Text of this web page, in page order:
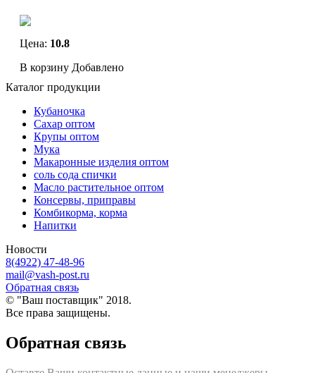
Цена: 10.8
В корзину Добавлено
Каталог продукции
Кубаночка
Сахар оптом
Крупы оптом
Мука
Макаронные изделия оптом
соль сода спички
Масло растительное оптом
Консервы, приправы
Комбикорма, корма
Напитки
Новости
8(4922) 47-48-96
mail@vash-post.ru
Обратная связь
© "Ваш поставщик" 2018.
Все права защищены.
Обратная связь